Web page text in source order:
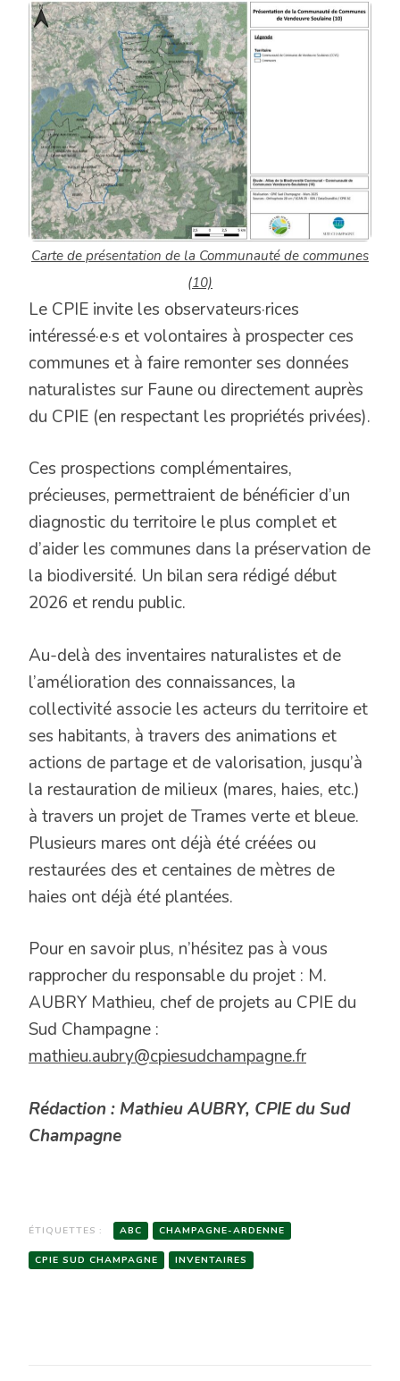
Carte de présentation de la Communauté de communes
(10)
Le CPIE invite les observateurs·rices
intéressé·e·s et volontaires à prospecter ces
communes et à faire remonter ses données
naturalistes sur Faune ou directement auprès
du CPIE (en respectant les propriétés privées).
Ces prospections complémentaires,
précieuses, permettraient de bénéficier d’un
diagnostic du territoire le plus complet et
d’aider les communes dans la préservation de
la biodiversité. Un bilan sera rédigé début
2026 et rendu public.
Au-delà des inventaires naturalistes et de
l’amélioration des connaissances, la
collectivité associe les acteurs du territoire et
ses habitants, à travers des animations et
actions de partage et de valorisation, jusqu’à
la restauration de milieux (mares, haies, etc.)
à travers un projet de Trames verte et bleue.
Plusieurs mares ont déjà été créées ou
restaurées des et centaines de mètres de
haies ont déjà été plantées.
Pour en savoir plus, n’hésitez pas à vous
rapprocher du responsable du projet : M.
AUBRY Mathieu, chef de projets au CPIE du
Sud Champagne :
mathieu.aubry@cpiesudchampagne.fr
Rédaction : Mathieu AUBRY, CPIE du Sud
Champagne
ÉTIQUETTES : ABC CHAMPAGNE-ARDENNE
CPIE SUD CHAMPAGNE INVENTAIRES